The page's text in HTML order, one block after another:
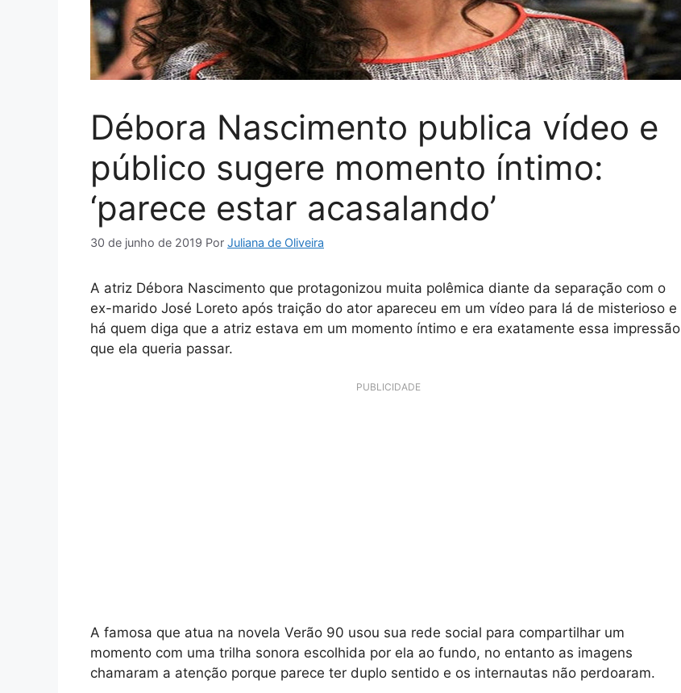
Débora Nascimento publica vídeo e
público sugere momento íntimo:
‘parece estar acasalando’
30 de junho de 2019 Por Juliana de Oliveira
A atriz Débora Nascimento que protagonizou muita polêmica diante da separação com o
ex-marido José Loreto após traição do ator apareceu em um vídeo para lá de misterioso e
há quem diga que a atriz estava em um momento íntimo e era exatamente essa impressão
que ela queria passar.
PUBLICIDADE
A famosa que atua na novela Verão 90 usou sua rede social para compartilhar um
momento com uma trilha sonora escolhida por ela ao fundo, no entanto as imagens
chamaram a atenção porque parece ter duplo sentido e os internautas não perdoaram.